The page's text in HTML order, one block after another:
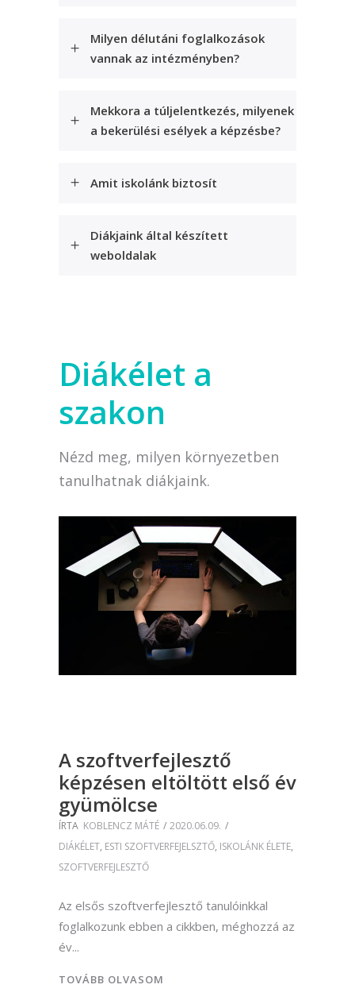
Milyen délutáni foglalkozások
vannak az intézményben?
Mekkora a túljelentkezés, milyenek
a bekerülési esélyek a képzésbe?
Amit iskolánk biztosít
Diákjaink által készített
weboldalak
Diákélet a
szakon
Nézd meg, milyen környezetben
tanulhatnak diákjaink.
A szoftverfejlesztő
képzésen eltöltött első év
gyümölcse
ÍRTA KOBLENCZ MÁTÉ
2020.06.09.
DIÁKÉLET, ESTI SZOFTVERFEJELSZTŐ, ISKOLÁNK ÉLETE,
SZOFTVERFEJLESZTŐ
Az elsős szoftverfejlesztő tanulóinkkal
foglalkozunk ebben a cikkben, méghozzá az
év
TOVÁBB OLVASOM